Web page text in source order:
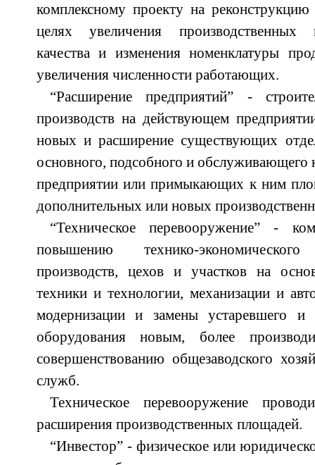
комплексному проекту на
целях увеличения
качества и изменения номенклатуры
увеличения численности работающих.
“Расширение предприятий” -
производств на действующем
новых и расширение существующих
основного, подсобного и обслуживающего
предприятии или примыкающих к ним
дополнительных или новых
“Техническое перевооружение” -
повышению технико-
производств, цехов и участков на
техники и технологии, механизации и
модернизации и замены устаревшего и
оборудования новым, более
совершенствованию общезаводского
служб.
Техническое перевооружение
расширения производственных площадей.
“Инвестор” - физическое или